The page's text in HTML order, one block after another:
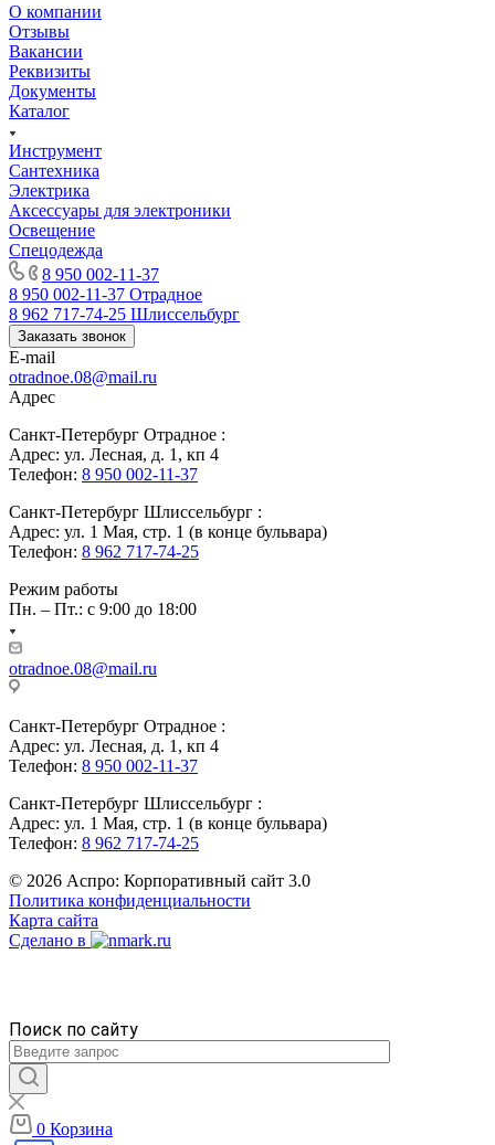
О компании
Отзывы
Вакансии
Реквизиты
Документы
Каталог
Инструмент
Сантехника
Электрика
Аксессуары для электроники
Освещение
Спецодежда
8 950 002-11-37
8 950 002-11-37 Отрадное
8 962 717-74-25 Шлиссельбург
Заказать звонок
E-mail
otradnoe.08@mail.ru
Адрес
Санкт-Петербург Отрадное :
Адрес: ул. Лесная, д. 1, кп 4
Телефон: 8 950 002-11-37
Санкт-Петербург Шлиссельбург :
Адрес: ул. 1 Мая, стр. 1 (в конце бульвара)
Телефон: 8 962 717-74-25
Режим работы
Пн. – Пт.: с 9:00 до 18:00
otradnoe.08@mail.ru
Санкт-Петербург Отрадное :
Адрес: ул. Лесная, д. 1, кп 4
Телефон: 8 950 002-11-37
Санкт-Петербург Шлиссельбург :
Адрес: ул. 1 Мая, стр. 1 (в конце бульвара)
Телефон: 8 962 717-74-25
© 2026 Аспро: Корпоративный сайт 3.0
Политика конфиденциальности
Карта сайта
Сделано в
Поиск по сайту
0 Корзина